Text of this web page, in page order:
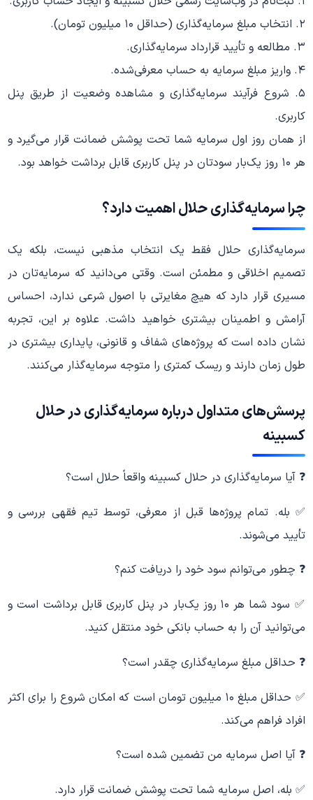
۲. انتخاب مبلغ سرمایه‌گذاری (حداقل ۱۰ میلیون تومان).
۳. مطالعه و تأیید قرارداد سرمایه‌گذاری.
۴. واریز مبلغ سرمایه به حساب معرفی‌شده.
۵. شروع فرآیند سرمایه‌گذاری و مشاهده وضعیت از طریق پنل
کاربری.
از همان روز اول سرمایه شما تحت پوشش ضمانت قرار می‌گیرد و
هر ۱۰ روز یک‌بار سودتان در پنل کاربری قابل برداشت خواهد بود.
چرا سرمایه‌گذاری حلال اهمیت دارد؟
سرمایه‌گذاری حلال فقط یک انتخاب مذهبی نیست، بلکه یک
تصمیم اخلاقی و مطمئن است. وقتی می‌دانید که سرمایه‌تان در
مسیری قرار دارد که هیچ مغایرتی با اصول شرعی ندارد، احساس
آرامش و اطمینان بیشتری خواهید داشت. علاوه بر این، تجربه
نشان داده است که پروژه‌های شفاف و قانونی، پایداری بیشتری در
طول زمان دارند و ریسک کمتری را متوجه سرمایه‌گذار می‌کنند.
پرسش‌های متداول درباره سرمایه‌گذاری در حلال
کسبینه
❓ آیا سرمایه‌گذاری در حلال کسبینه واقعاً حلال است؟
✅ بله. تمام پروژه‌ها قبل از معرفی، توسط تیم فقهی بررسی و
تأیید می‌شوند.
❓ چطور می‌توانم سود خود را دریافت کنم؟
✅ سود شما هر ۱۰ روز یک‌بار در پنل کاربری قابل برداشت است و
می‌توانید آن را به حساب بانکی خود منتقل کنید.
❓ حداقل مبلغ سرمایه‌گذاری چقدر است؟
✅ حداقل مبلغ ۱۰ میلیون تومان است که امکان شروع را برای اکثر
افراد فراهم می‌کند.
❓ آیا اصل سرمایه من تضمین شده است؟
✅ بله، اصل سرمایه شما تحت پوشش ضمانت قرار دارد.